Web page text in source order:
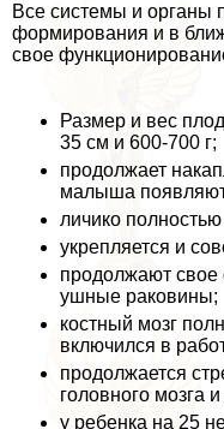
Все системы и органы
формирования и в
свое
Размер и вес
35 см и 600-700 г;
продолжает
малыша
личико
укрепляется и
продолжают
ушные paковины;
костный мозг
включился в
продолжается
головного мозга
у ребенка на 25